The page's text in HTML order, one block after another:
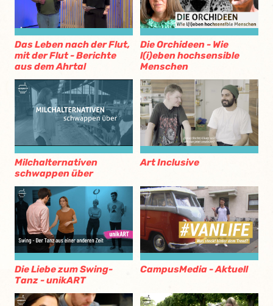
Das Leben nach der Flut,
mit der Flut - Berichte
aus dem Ahrtal
Die Orchideen - Wie
l(i)eben hochsensible
Menschen
Milchalternativen
schwappen über
Art Inclusive
Die Liebe zum Swing-
Tanz - unikART
CampusMedia - Aktuell